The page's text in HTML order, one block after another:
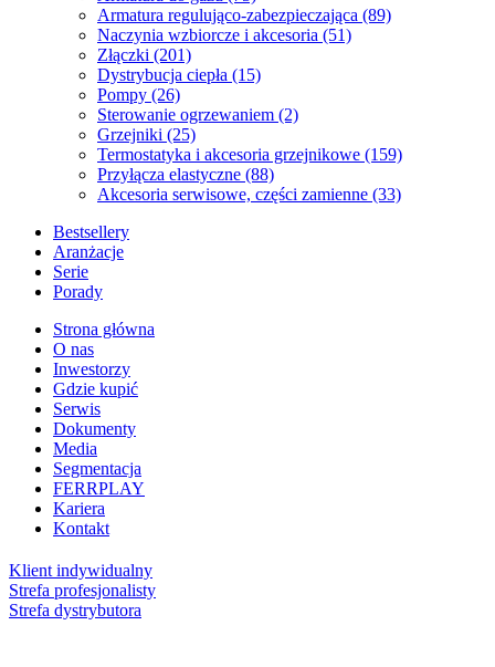
Armatura regulująco-zabezpieczająca (89)
Naczynia wzbiorcze i akcesoria (51)
Złączki (201)
Dystrybucja ciepła (15)
Pompy (26)
Sterowanie ogrzewaniem (2)
Grzejniki (25)
Termostatyka i akcesoria grzejnikowe (159)
Przyłącza elastyczne (88)
Akcesoria serwisowe, części zamienne (33)
Bestsellery
Aranżacje
Serie
Porady
Strona główna
O nas
Inwestorzy
Gdzie kupić
Serwis
Dokumenty
Media
Segmentacja
FERRPLAY
Kariera
Kontakt
Klient indywidualny
Strefa profesjonalisty
Strefa dystrybutora